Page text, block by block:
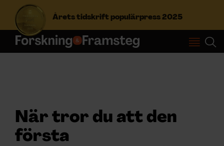
Årets tidskrift populärpress 2025
S
r
:
När tror du att den
första